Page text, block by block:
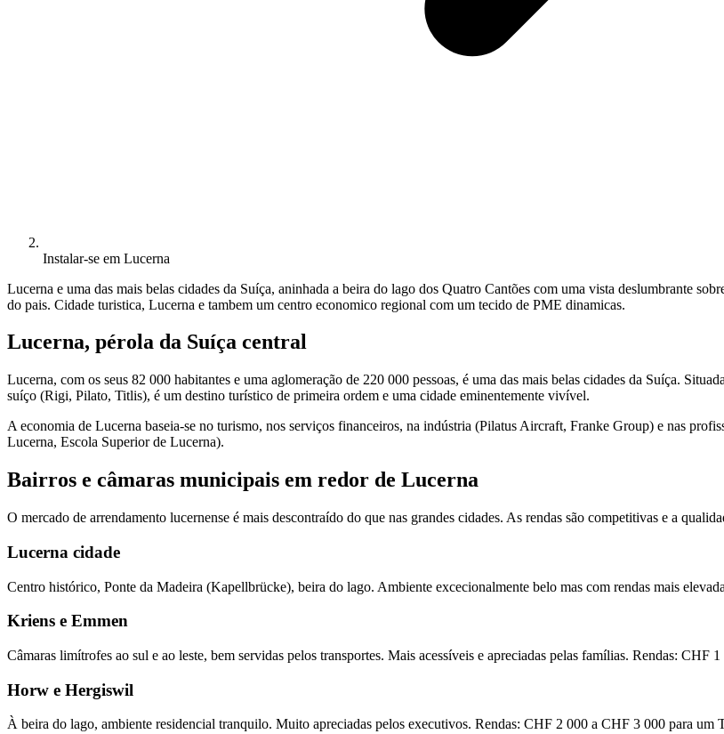
Instalar-se em Lucerna
Lucerna e uma das mais belas cidades da Suíça, aninhada a beira do lago dos Quatro Cantões com uma vista deslumbrante
do pais. Cidade turistica, Lucerna e tambem um centro economico regional com um tecido de PME dinamicas.
Lucerna, pérola da Suíça central
Lucerna, com os seus 82 000 habitantes e uma aglomeração de 220 000 pessoas, é uma das mais belas cidades da Suíça.
suíço (Rigi, Pilato, Titlis), é um destino turístico de primeira ordem e uma cidade eminentemente vivível.
A economia de Lucerna baseia-se no turismo, nos serviços financeiros, na indústria (Pilatus Aircraft, Franke Group) e nas
Lucerna, Escola Superior de Lucerna).
Bairros e câmaras municipais em redor de Lucerna
O mercado de arrendamento lucernense é mais descontraído do que nas grandes cidades. As rendas são competitivas e a
Lucerna cidade
Centro histórico, Ponte da Madeira (Kapellbrücke), beira do lago. Ambiente excecionalmente belo mas com rendas mais
Kriens e Emmen
Câmaras limítrofes ao sul e ao leste, bem servidas pelos transportes. Mais acessíveis e apreciadas pelas famílias. Rendas: CHF
Horw e Hergiswil
À beira do lago, ambiente residencial tranquilo. Muito apreciadas pelos executivos. Rendas: CHF 2 000 a CHF 3 000 para um